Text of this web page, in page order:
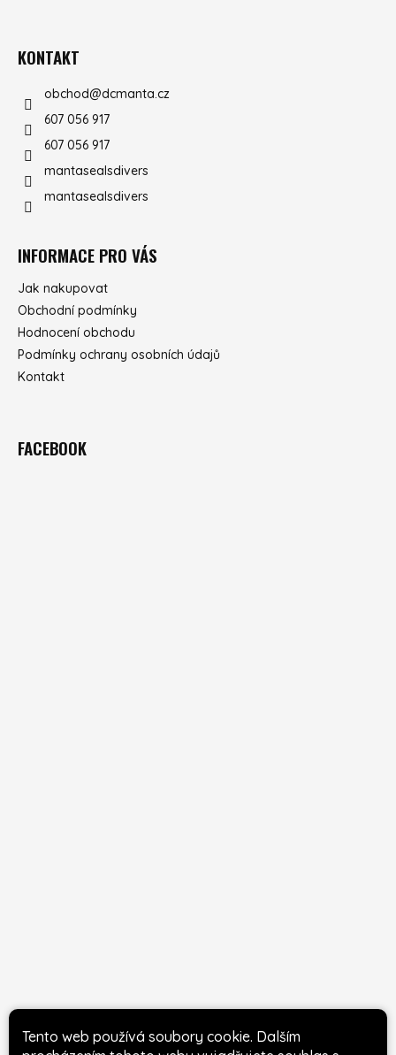
Tento web používá soubory cookie. Dalším
KONTAKT
obchod@dcmanta.cz
607 056 917
607 056 917
mantasealsdivers
mantasealsdivers
INFORMACE PRO VÁS
Jak nakupovat
Obchodní podmínky
Hodnocení obchodu
Podmínky ochrany osobních údajů
Kontakt
FACEBOOK